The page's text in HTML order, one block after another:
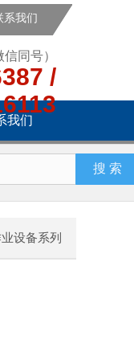
系我们
同号）
/
我们
设备系列